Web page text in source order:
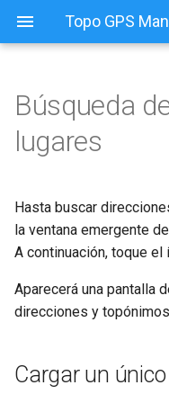
Topo GPS
Búsqueda de
lugares
búsqueda
Cargar todos los
Cargando la selección
Eliminar los
Búsqueda
lugares
Hasta buscar
la ventana emergente
A continuación, toque el
Aparecerá una pantalla
direcciones y
Cargar un